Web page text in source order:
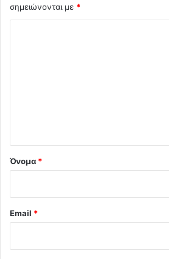
σημειώνονται με *
Όνομα *
Email *